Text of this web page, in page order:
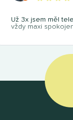
Už 3x jsem měl
vždy maxi